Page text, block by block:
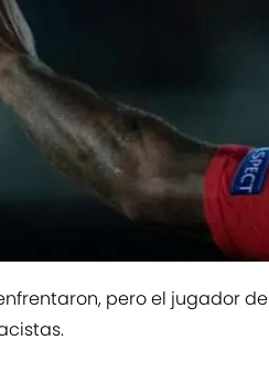
pero el jugador de